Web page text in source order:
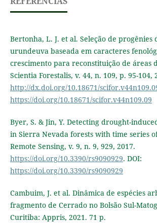
Bertonha, L. J. et al. Seleção de
urundeuva baseada em caracteres
crescimento para reconstituição de áreas
Scientia Forestalis, v. 44, n. 109, p. 95-104,
http://dx.doi.org/10.18671/
https://doi.org/10.18671/scifor.v44n109.09
Byer, S. & Jin, Y. Detecting drought-
in Sierra Nevada forests with time series
Remote Sensing, v. 9, n. 9, 929, 2017.
https://doi.org/10.3390/rs9090929. DOI:
https://doi.org/10.3390/rs9090929
Cambuim, J. et al. Dinâmica de espécies
fragmento de Cerrado no Bolsão Sul-
Curitiba: Appris, 2021. 71 p.